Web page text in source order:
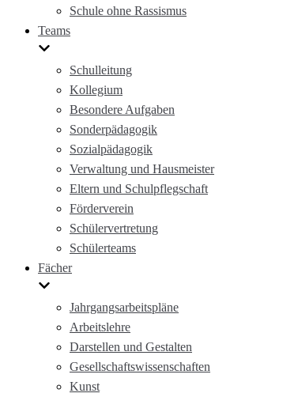
Schule ohne Rassismus
Teams
Schulleitung
Kollegium
Besondere Aufgaben
Sonderpädagogik
Sozialpädagogik
Verwaltung und Hausmeister
Eltern und Schulpflegschaft
Förderverein
Schülervertretung
Schülerteams
Fächer
Jahrgangsarbeitspläne
Arbeitslehre
Darstellen und Gestalten
Gesellschaftswissenschaften
Kunst